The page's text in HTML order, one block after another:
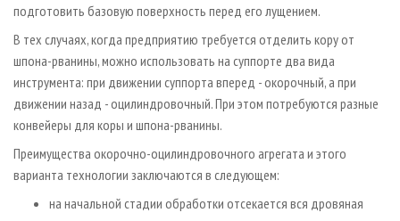
подготовить базовую поверхность перед его лущением.
В тех случаях, когда предприятию требуется отделить кору от
шпона-рванины, можно использовать на суппорте два вида
инструмента: при движении суппорта вперед - окорочный, а при
движении назад - оцилиндровочный. При этом потребуются разные
конвейеры для коры и шпона-рванины.
Преимущества окорочно-оцилиндровочного агрегата и этого
варианта технологии заключаются в следующем:
на начальной стадии обработки отсекается вся дровяная